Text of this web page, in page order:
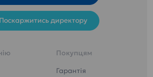
Поскаржитись директору
Покупцям
Гарантія